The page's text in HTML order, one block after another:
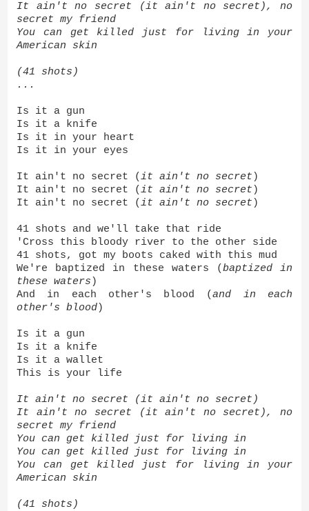
It ain't no secret (it ain't no secret), no
secret my friend
You can get killed just for living in your
American skin
(41 shots)
...
Is it a gun
Is it a knife
Is it in your heart
Is it in your eyes
It ain't no secret (it ain't no secret )
It ain't no secret (it ain't no secret )
It ain't no secret (it ain't no secret )
41 shots and we'll take that ride
'Cross this bloody river to the other side
41 shots, got my boots caked with this mud
We're baptized in these waters (baptized in
these waters )
And in each other's blood (and in each
other's blood)
Is it a gun
Is it a knife
Is it a wallet
This is your life
It ain't no secret (it ain't no secret)
It ain't no secret (it ain't no secret), no
secret my friend
You can get killed just for living in
You can get killed just for living in
You can get killed just for living in your
American skin
(41 shots)